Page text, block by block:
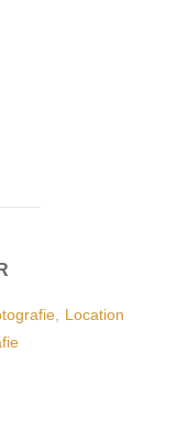
, Location